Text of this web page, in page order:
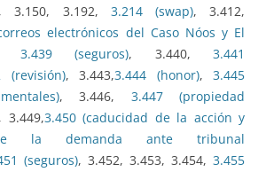
, 3.150, 3.192, 3.214 (swap), 3.412,
electrónicos del Caso Nóos y El
3.439 (seguros), 3.440,3.441
(revisión), 3.443,3.444 (honor), 3.445
, 3.446, 3.447 (propiedad
3.449,3.450 (caducidad de la acción y
de la demanda ante tribunal
(seguros), 3.452, 3.453, 3.454, 3.455